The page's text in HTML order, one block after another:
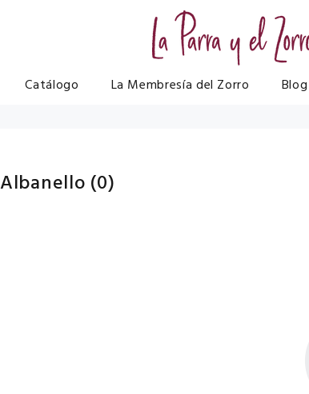
Catálogo La Membresía del Zorro Blog
Albanello (0)